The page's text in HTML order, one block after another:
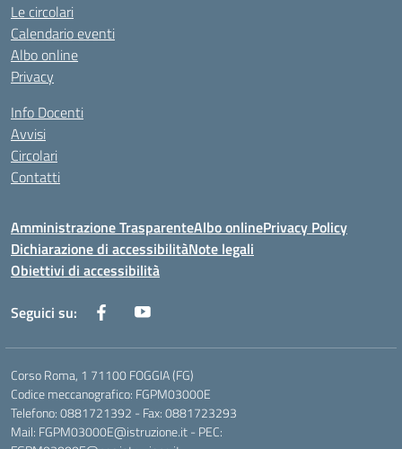
Le circolari
Calendario eventi
Albo online
Privacy
Info Docenti
Avvisi
Circolari
Contatti
Amministrazione TrasparenteAlbo onlinePrivacy Policy
Dichiarazione di accessibilitàNote legali
Obiettivi di accessibilità
Seguici su:
Corso Roma, 1 71100 FOGGIA (FG)
Codice meccanografico: FGPM03000E
Telefono: 0881721392 - Fax: 0881723293
Mail: FGPM03000E@istruzione.it - PEC: